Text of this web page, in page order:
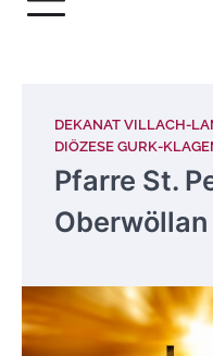
DEKANAT VILLACH-
DIÖZESE GURK-
Pfarre St.
Oberwöllan